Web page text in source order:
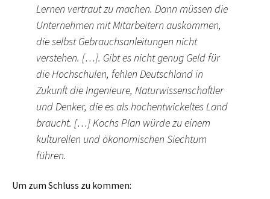
Lernen vertraut zu machen. Dann müssen die
Unternehmen mit Mitarbeitern auskommen,
die selbst Gebrauchsanleitungen nicht
verstehen. […]. Gibt es nicht genug Geld für
die Hochschulen, fehlen Deutschland in
Zukunft die Ingenieure, Naturwissenschaftler
und Denker, die es als hochentwickeltes Land
braucht. […] Kochs Plan würde zu einem
kulturellen und ökonomischen Siechtum
führen.
Um zum Schluss zu kommen: